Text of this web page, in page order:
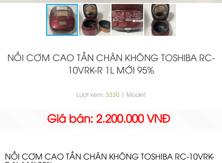
NỒI CƠM CAO TẦN CHÂN KHÔNG TOSHIBA RC-
10VRK-R 1L MỚI 95%
Lượt xem: 3330| Model:
Giá bán: 2.200.000 VNĐ
NỒI CƠM CAO TẦN CHÂN KHÔNG TOSHIBA RC-10VRK-